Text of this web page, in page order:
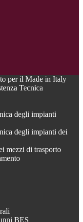
per il Made in Italy
Tecnica
degli impianti
degli impianti dei
mezzi di trasporto
BES